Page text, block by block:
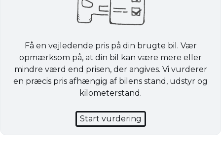
Få en vejledende pris på din brugte bil. Vær
opmærksom på, at din bil kan være mere eller
mindre værd end prisen, der angives. Vi vurderer
en præcis pris afhængig af bilens stand, udstyr og
kilometerstand.
Start vurdering